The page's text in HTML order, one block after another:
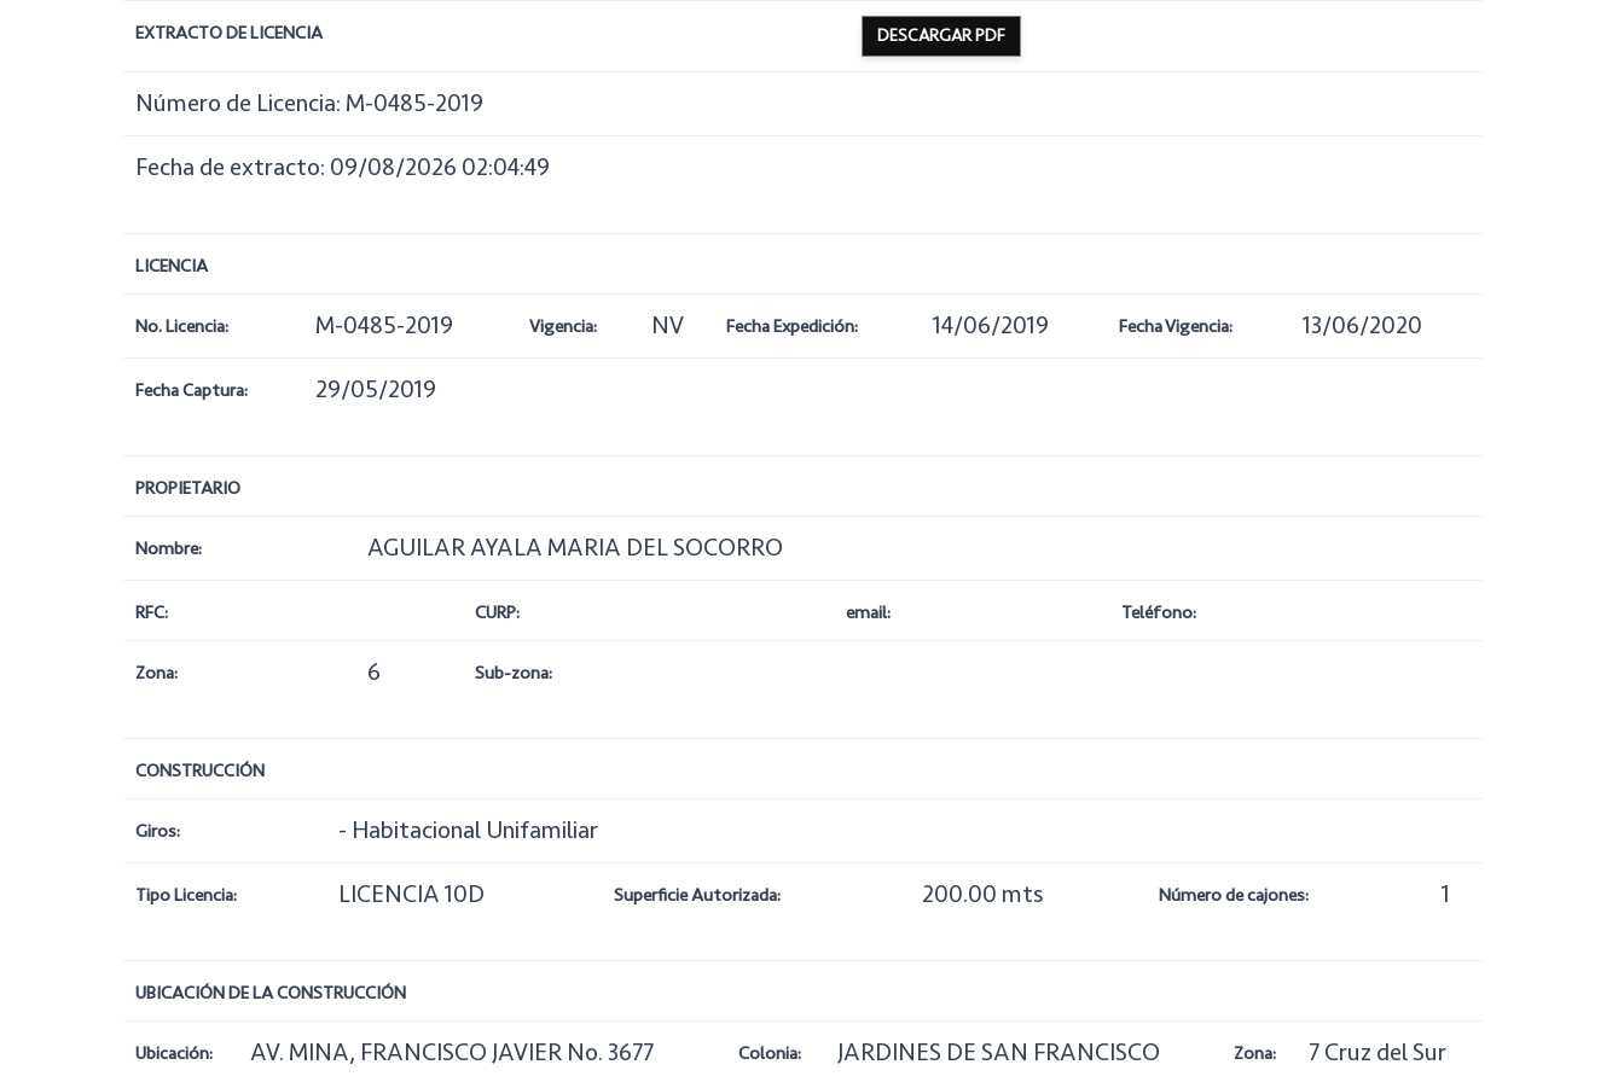
EXTRACTO DE LICENCIA DESCARGAR PDF
Número de Licencia: M-0485-2019
Fecha de extracto: 09/08/2026 02:04:49
LICENCIA
No. Licencia: M-0485-2019 Vigencia: NV Fecha Expedición: 14/06/2019 Fecha Vigencia: 13/06/2020
Fecha Captura: 29/05/2019
PROPIETARIO
Nombre: AGUILAR AYALA MARIA DEL SOCORRO
RFC: CURP: email: Teléfono:
Zona: 6 Sub-zona:
CONSTRUCCIÓN
Giros: - Habitacional Unifamiliar
Tipo Licencia: LICENCIA 10D Superficie Autorizada: 200.00 mts Número de cajones: 1
UBICACIÓN DE LA CONSTRUCCIÓN
Ubicación: AV. MINA, FRANCISCO JAVIER No. 3677 Colonia: JARDINES DE SAN FRANCISCO Zona: 7 Cruz del Sur